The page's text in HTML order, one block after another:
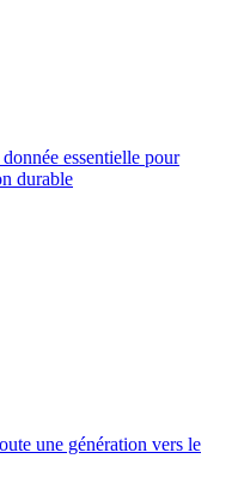
essentielle pour
durable
une génération vers le